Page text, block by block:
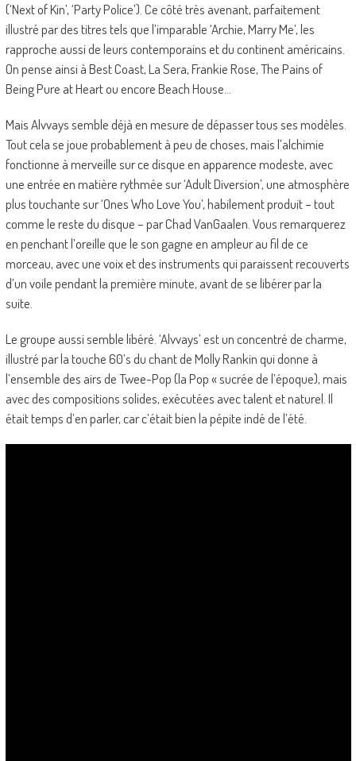
(‘Next of Kin’, ‘Party Police’). Ce côté très avenant, parfaitement
illustré par des titres tels que l’imparable ‘Archie, Marry Me’, les
rapproche aussi de leurs contemporains et du continent américains.
On pense ainsi à Best Coast, La Sera, Frankie Rose, The Pains of
Being Pure at Heart ou encore Beach House…
Mais Alvvays semble déjà en mesure de dépasser tous ses modèles.
Tout cela se joue probablement à peu de choses, mais l’alchimie
fonctionne à merveille sur ce disque en apparence modeste, avec
une entrée en matière rythmée sur ‘Adult Diversion’, une atmosphère
plus touchante sur ‘Ones Who Love You’, habilement produit – tout
comme le reste du disque – par Chad VanGaalen. Vous remarquerez
en penchant l’oreille que le son gagne en ampleur au fil de ce
morceau, avec une voix et des instruments qui paraissent recouverts
d’un voile pendant la première minute, avant de se libérer par la
suite.
Le groupe aussi semble libéré. ‘Alvvays’ est un concentré de charme,
illustré par la touche 60’s du chant de Molly Rankin qui donne à
l’ensemble des airs de Twee-Pop (la Pop « sucrée de l’époque), mais
avec des compositions solides, exécutées avec talent et naturel. Il
était temps d’en parler, car c’était bien la pépite indé de l’été.